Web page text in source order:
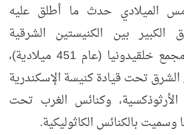
الميلادي حدث ما أطلق عليه
الكبير بين الكنيستين الشرقية
والغربية بسبب مجمع خلقيدونيا (عام 451 ميلادية)،
تحت قيادة كنيسة الإسكندرية
وكنائس الغرب تحت
وسميت بالكنائس الكاثوليكية.